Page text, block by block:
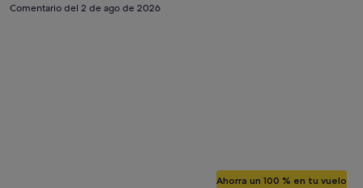
Comentario del 2 de ago de 2026
Ahorra un 100 % en tu vuelo